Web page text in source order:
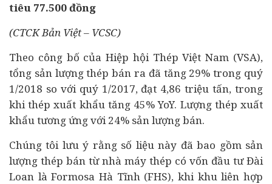
tiêu 77.500 đồng
(CTCK Bản Việt – VCSC)
Theo công bố của Hiệp hội Thép Việt Nam (VSA),
tổng sản lượng thép bán ra đã tăng 29% trong quý
1/2018 so với quý 1/2017, đạt 4,86 triệu tấn, trong
khi thép xuất khẩu tăng 45% YoY. Lượng thép xuất
khẩu tương ứng với 24% sản lượng bán.
Chúng tôi lưu ý rằng số liệu này đã bao gồm sản
lượng thép bán từ nhà máy thép có vốn đầu tư Đài
Loan là Formosa Hà Tĩnh (FHS), khi khu liên hợp